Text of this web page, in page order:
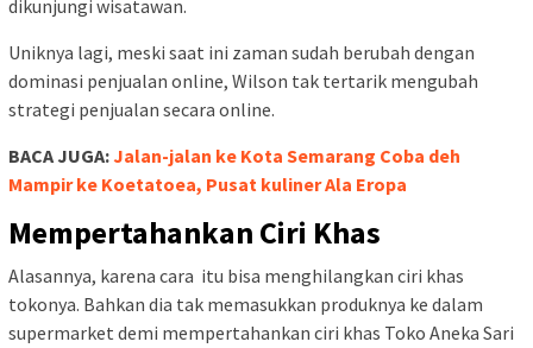
dikunjungi wisatawan.
Uniknya lagi, meski saat ini zaman sudah berubah dengan
dominasi penjualan online, Wilson tak tertarik mengubah
strategi penjualan secara online.
BACA JUGA:Jalan-jalan ke Kota Semarang Coba deh
Mampir ke Koetatoea, Pusat kuliner Ala Eropa
Mempertahankan Ciri Khas
Alasannya, karena cara itu bisa menghilangkan ciri khas
tokonya. Bahkan dia tak memasukkan produknya ke dalam
supermarket demi mempertahankan ciri khas Toko Aneka Sari